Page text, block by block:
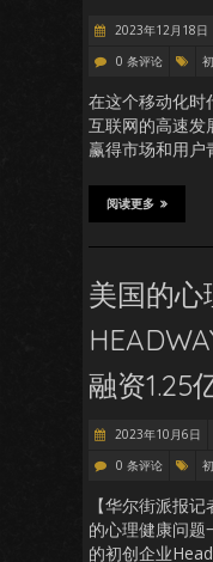
2023年12月18日
0 条评论
在这个移动化时
互联网的高速发
赢得市场和用
阅读更多
美国的心
融资1.25
2023年10月6日
0 条评论
【华尔街派报
的心理健康问题
的初创企业